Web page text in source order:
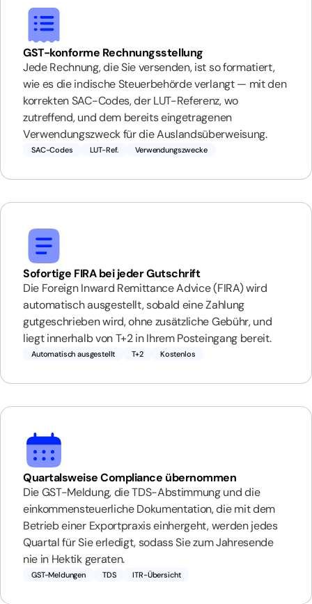
GST-konforme Rechnungsstellung
Jede Rechnung, die Sie versenden, ist so formatiert,
wie es die indische Steuerbehörde verlangt — mit den
korrekten SAC-Codes, der LUT-Referenz, wo
zutreffend, und dem bereits eingetragenen
Verwendungszweck für die Auslandsüberweisung.
SAC-Codes LUT-Ref. Verwendungszwecke
Sofortige FIRA bei jeder Gutschrift
Die Foreign Inward Remittance Advice (FIRA) wird
automatisch ausgestellt, sobald eine Zahlung
gutgeschrieben wird, ohne zusätzliche Gebühr, und
liegt innerhalb von T+2 in Ihrem Posteingang bereit.
Automatisch ausgestellt T+2 Kostenlos
Quartalsweise Compliance übernommen
Die GST-Meldung, die TDS-Abstimmung und die
einkommensteuerliche Dokumentation, die mit dem
Betrieb einer Exportpraxis einhergeht, werden jedes
Quartal für Sie erledigt, sodass Sie zum Jahresende
nie in Hektik geraten.
GST-Meldungen TDS ITR-Übersicht